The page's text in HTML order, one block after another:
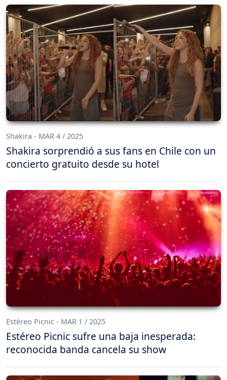
Shakira - MAR 4 / 2025
Shakira sorprendió a sus fans en Chile con un
concierto gratuito desde su hotel
Estéreo Picnic - MAR 1 / 2025
Estéreo Picnic sufre una baja inesperada:
reconocida banda cancela su show